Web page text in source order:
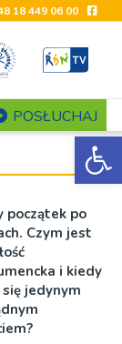
18 449 06 00
POSŁUCHAJ
początek po
Czym jest
i kiedy
jedynym